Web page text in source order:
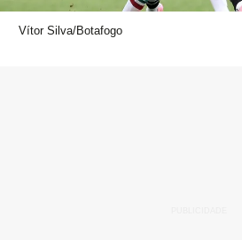
Vítor Silva/Botafogo